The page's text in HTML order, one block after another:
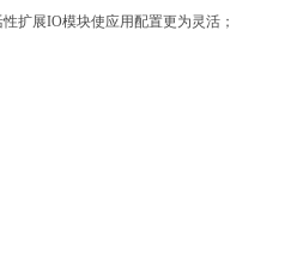
性扩展IO模块使应用配置更为灵活；